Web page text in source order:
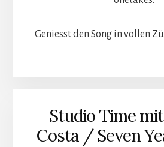
Geniesst den Song in vollen
Studio Time
Costa / Seven